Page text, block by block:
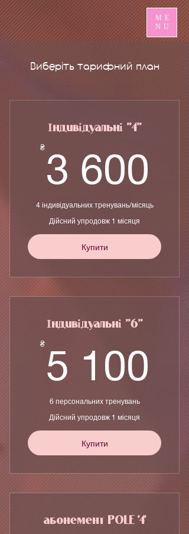
ME
NU
Виберіть тарифний план
Індивідуальні "4"
₴ 3 600
4 індивідуальних тренувань/місяць
Дійсний упродовж 1 місяця
Купити
Індивідуальні "6"
₴ 5 100
6 персональних тренувань
Дійсний упродовж 1 місяця
Купити
абонемент POLE '4'